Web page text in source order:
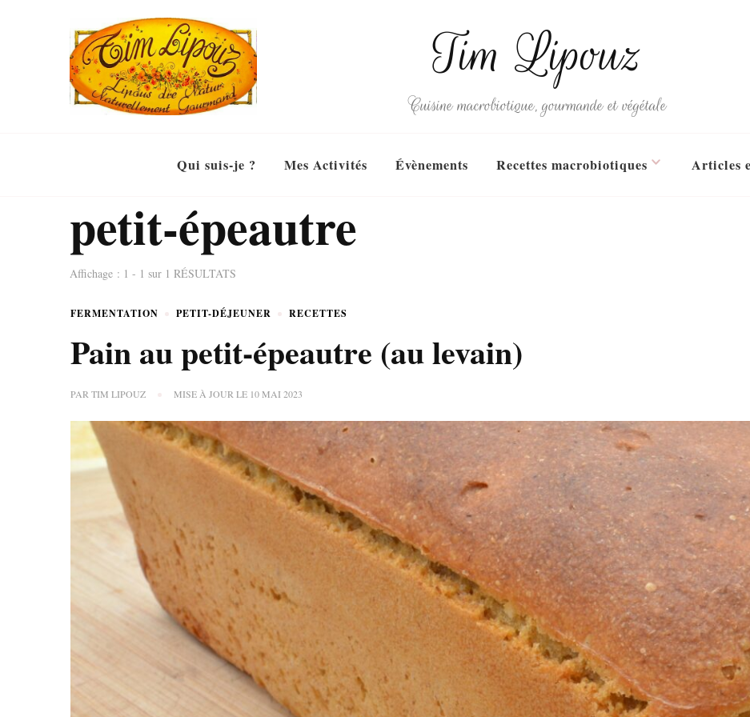
Tim Lipouz
Cuisine macrobiotique, gourmande et végétale
Qui suis-je ? Mes Activités Évènements Recettes macrobiotiques Articles
petit-épeautre
Affichage : 1 - 1 sur 1 RÉSULTATS
FERMENTATION PETIT-DÉJEUNER RECETTES
Pain au petit-épeautre (au levain)
PAR TIM LIPOUZ MISE À JOUR LE 10 MAI 2023